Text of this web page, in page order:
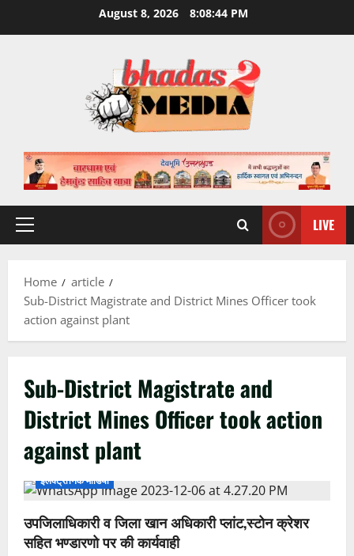
August 8, 2026 8:08:45 PM
Primary
LIVE
Home
article
Sub-District Magistrate and District Mines Officer took
action against plant
Sub-District Magistrate and
District Mines Officer took action
against plant
इलेक्ट्रॉनिक मीडिया
उपजिलाधिकारी व जिला खान अधिकारी प्लांट,स्टोन क्रेशर
सहित भण्डारणो पर की कार्यवाही